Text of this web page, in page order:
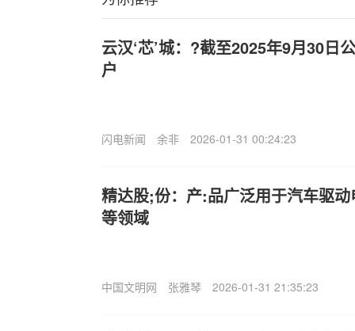
云汉‘芯’城：?截至2025年9月30日
户
闪电新闻 余非 2026-01-31 00:24:23
精达股;份：产:品广泛用于汽车驱
等领域
中国文明网 张雅琴 2026-01-31 21:35:23